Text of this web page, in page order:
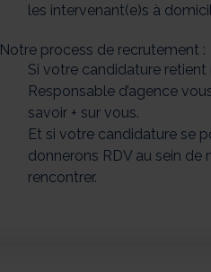
les intervenant(e)s à
Notre process de recrutement :
Si votre candidature
Responsable d’agence
savoir + sur vous.
Et si votre candidature se
donnerons RDV au sein
rencontrer.